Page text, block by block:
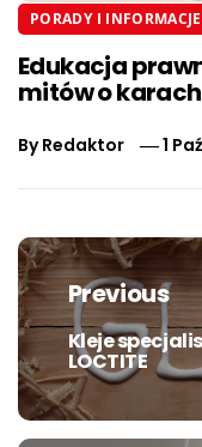
PORADY I INFORMACJE
Edukacja
mitów o
ByRedaktor 1
wpisu
Previous
Previous
post:
Kleje
LOCTITE